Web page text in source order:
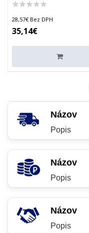
28,57€ Bez DPH
35,14€
Názov
Popis
Názov
Popis
Názov
Popis